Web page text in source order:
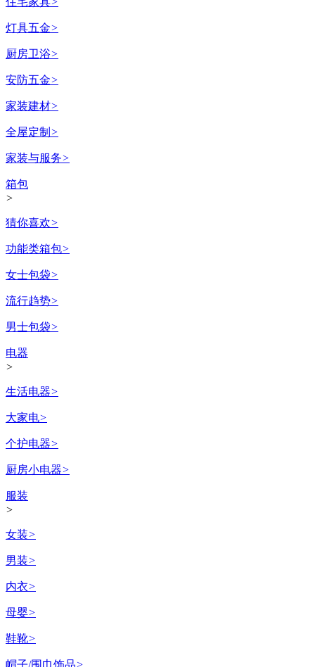
灯具五金>
厨房卫浴>
安防五金>
家装建材>
全屋定制 >
家装与服务>
箱包
>
猜你喜欢>
功能类箱包>
女士包袋>
流行趋势>
男士包袋>
电器
>
生活电器>
大家电>
个护电器>
厨房小电器>
服装
>
女装>
男装>
内衣>
母婴>
鞋靴>
帽子/围巾饰品>